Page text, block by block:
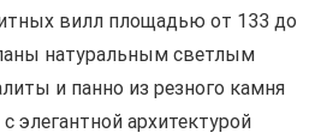
вилл площадью от 133 до
натуральным светлым
и панно из резного камня
элегантной архитектурой